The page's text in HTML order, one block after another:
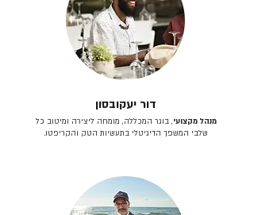
דור יעקובסון
מנהל מקצועי, בוגר המכללה, מומחה ליצירה ומיטוב כל
שלבי המשפך הדיגיטלי בתעשיות הטק והקריפטו.